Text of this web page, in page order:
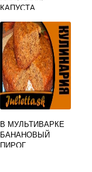
КАПУСТА
МУЛЬТИВАРКЕ
В МУЛЬТИВАРКЕ
БАНАНОВЫЙ
ПИРОГ